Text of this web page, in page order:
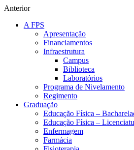
Anterior
A FPS
Apresentação
Financiamentos
Infraestrutura
Campus
Biblioteca
Laboratórios
Programa de Nivelamento
Regimento
Graduação
Educação Física –
Educação Física –
Enfermagem
Farmácia